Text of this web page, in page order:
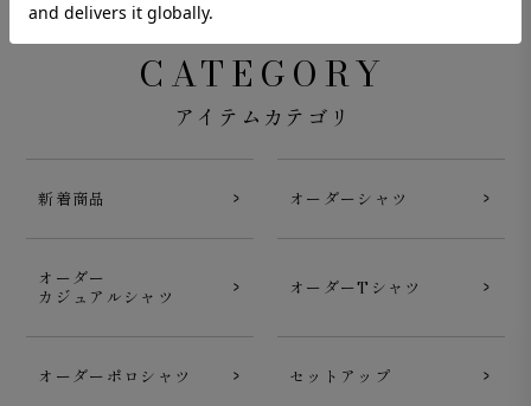
CATEGORY
アイテムカテゴリ
新着商品 オーダーシャツ
オーダー
カジュアルシャツ
オーダーTシャツ
オーダーポロシャツ セットアップ